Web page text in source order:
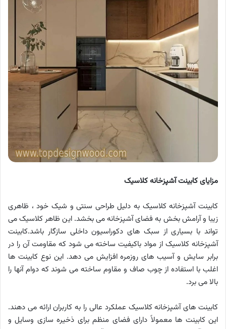
مزایای کابینت آشپزخانه کلاسیک
کابینت آشپزخانه کلاسیک به دلیل طراحی سنتی و شیک خود ، ظاهری
زیبا و آرامش بخش به فضای آشپزخانه می بخشد. این ظاهر کلاسیک می
تواند با بسیاری از سبک های دکوراسیون داخلی سازگار باشد.کابینت
آشپزخانه کلاسیک از مواد باکیفیت ساخته می شود که مقاومت آن را در
برابر سایش و آسیب های روزمره افزایش می دهد. این نوع کابینت ها
اغلب با استفاده از چوب صاف و مقاوم ساخته می شوند که دوام آنها را
بالا می برد.
کابینت های آشپزخانه کلاسیک عملکرد عالی را به کاربران ارائه می دهند.
این کابینت ها معمولاً دارای فضای منظم برای ذخیره سازی وسایل و